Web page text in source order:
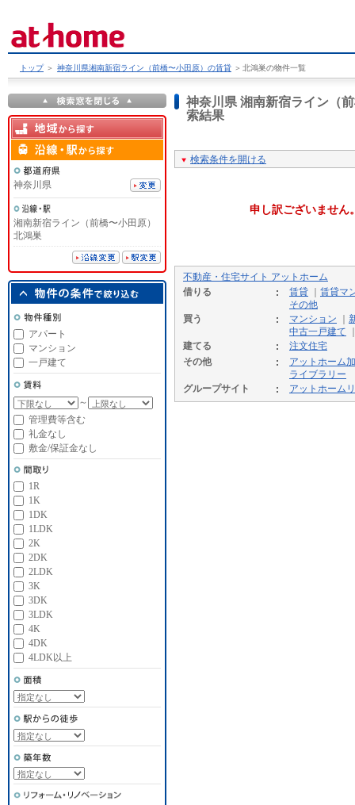
トップ ＞ 神奈川県湘南新宿ライン（前橋〜小田原）の賃貸 ＞ 北鴻巣の物件一覧
神奈川県 湘南新宿ライン（
索結果
検索条件を開ける
申し訳ございません
不動産・住宅サイト アットホーム
借りる
賃貸
賃貸マ
その他
買う
マンション
中古一戸建て
建てる
注文住宅
その他
アットホーム
ライブラリー
グループサイト
アットホーム
神奈川県
湘南新宿ライン（前橋〜小田原）
北鴻巣
アパート
マンション
一戸建て
～
管理費等含む
礼金なし
敷金/保証金なし
1R
1K
1DK
1LDK
2K
2DK
2LDK
3K
3DK
3LDK
4K
4DK
4LDK以上